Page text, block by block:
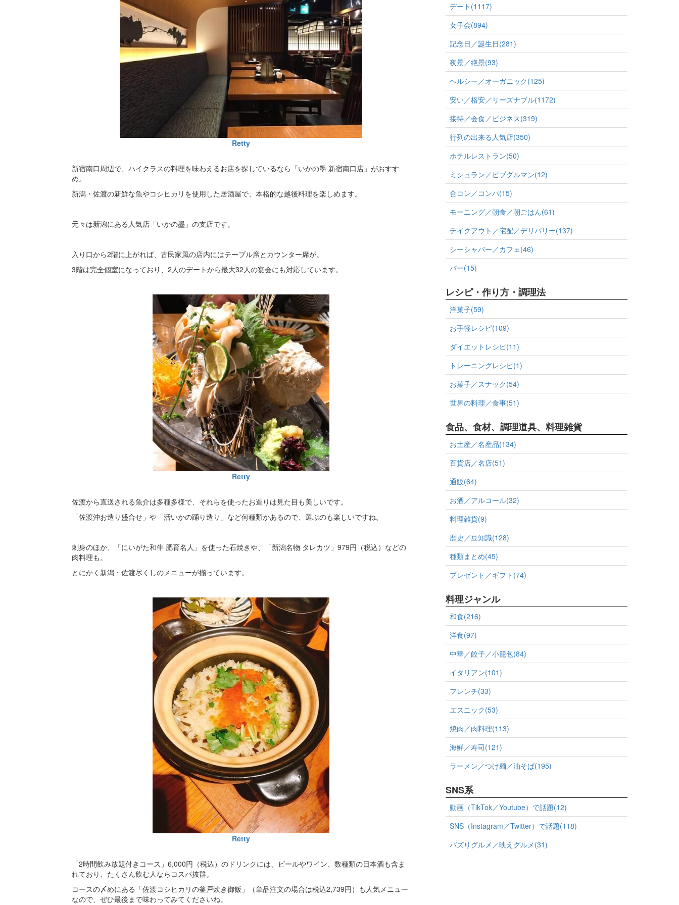
Retty
新宿南口周辺で、ハイクラスの料理を味わえるお店を探しているなら「いかの墨 新宿南口店」がおすす
め。
新潟・佐渡の新鮮な魚やコシヒカリを使用した居酒屋で、本格的な越後料理を楽しめます。
元々は新潟にある人気店「いかの墨」の支店です。
入り口から2階に上がれば、古民家風の店内にはテーブル席とカウンター席が。
3階は完全個室になっており、2人のデートから最大32人の宴会にも対応しています。
Retty
佐渡から直送される魚介は多種多様で、それらを使ったお造りは見た目も美しいです。
「佐渡沖お造り盛合せ」や「活いかの踊り造り」など何種類かあるので、選ぶのも楽しいですね。
刺身のほか、「にいがた和牛 肥育名人」を使った石焼きや、「新潟名物 タレカツ」979円（税込）などの
肉料理も。
とにかく新潟・佐渡尽くしのメニューが揃っています。
Retty
「2時間飲み放題付きコース」6,000円（税込）のドリンクには、ビールやワイン、数種類の日本酒も含ま
れており、たくさん飲む人ならコスパ抜群。
コースの〆めにある「佐渡コシヒカリの釜戸炊き御飯」（単品注文の場合は税込2,739円）も人気メニュー
なので、ぜひ最後まで味わってみてくださいね。
デート(1117)
女子会(894)
記念日／誕生日(281)
夜景／絶景(93)
ヘルシー／オーガニック(125)
安い／格安／リーズナブル(1172)
接待／会食／ビジネス(319)
行列の出来る人気店(350)
ホテルレストラン(50)
ミシュラン／ビブグルマン(12)
合コン／コンパ(15)
モーニング／朝食／朝ごはん(61)
テイクアウト／宅配／デリバリー(137)
シーシャバー／カフェ(46)
バー(15)
レシピ・作り方・調理法
洋菓子(59)
お手軽レシピ(109)
ダイエットレシピ(11)
トレーニングレシピ(1)
お菓子／スナック(54)
世界の料理／食事(51)
食品、食材、調理道具、料理雑貨
お土産／名産品(134)
百貨店／名店(51)
通販(64)
お酒／アルコール(32)
料理雑貨(9)
歴史／豆知識(128)
種類まとめ(45)
プレゼント／ギフト(74)
料理ジャンル
和食(216)
洋食(97)
中華／餃子／小籠包(84)
イタリアン(101)
フレンチ(33)
エスニック(53)
焼肉／肉料理(113)
海鮮／寿司(121)
ラーメン／つけ麺／油そば(195)
SNS系
動画（TikTok／Youtube）で話題(12)
SNS（Instagram／Twitter）で話題(118)
バズりグルメ／映えグルメ(31)